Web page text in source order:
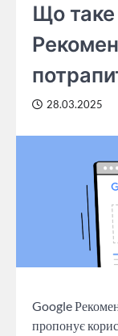
Що
28.03.2025
Google
пропонує